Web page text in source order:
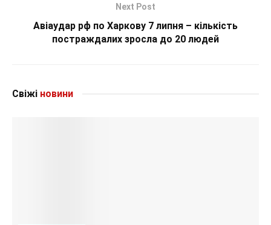
Next Post
Авіаудар рф по Харкову 7 липня – кількість
постраждалих зросла до 20 людей
Свіжі новини